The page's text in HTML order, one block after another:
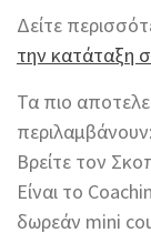
Δείτε
την κατάταξη
Τα πιο
Βρείτε τον
Είναι το
δωρεάν mini